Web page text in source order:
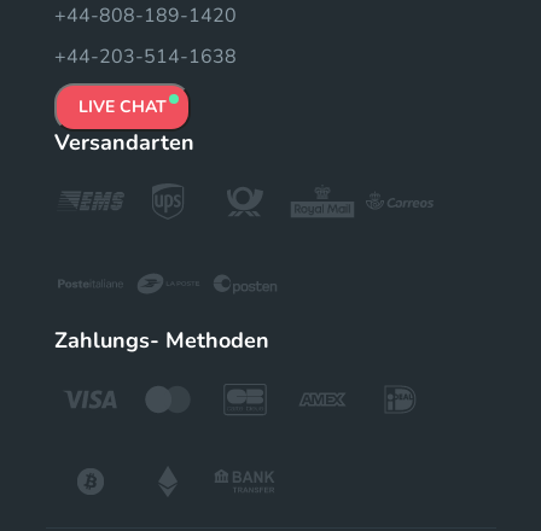
+44-808-189-1420
+44-203-514-1638
LIVE CHAT
Versandarten
Zahlungs- Methoden